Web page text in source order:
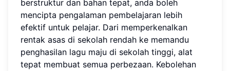
berstruktur dan bahan tepat, anda boleh
mencipta pengalaman pembelajaran lebih
efektif untuk pelajar. Dari memperkenalkan
rentak asas di sekolah rendah ke memandu
penghasilan lagu maju di sekolah tinggi, alat
tepat membuat semua perbezaan. Kebolehan